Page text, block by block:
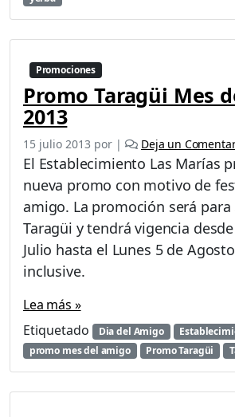
Promociones
Promo Taragüi Mes
2013
15 julio 2013 por | Deja un
El Establecimiento Las Marías
nueva promo con motivo de
amigo. La promoción será para
Taragüi y tendrá vigencia
Julio hasta el Lunes 5 de
inclusive.
Lea más »
Etiquetado
Dia del Amigo
promo mes del amigo
Promo Taragüi